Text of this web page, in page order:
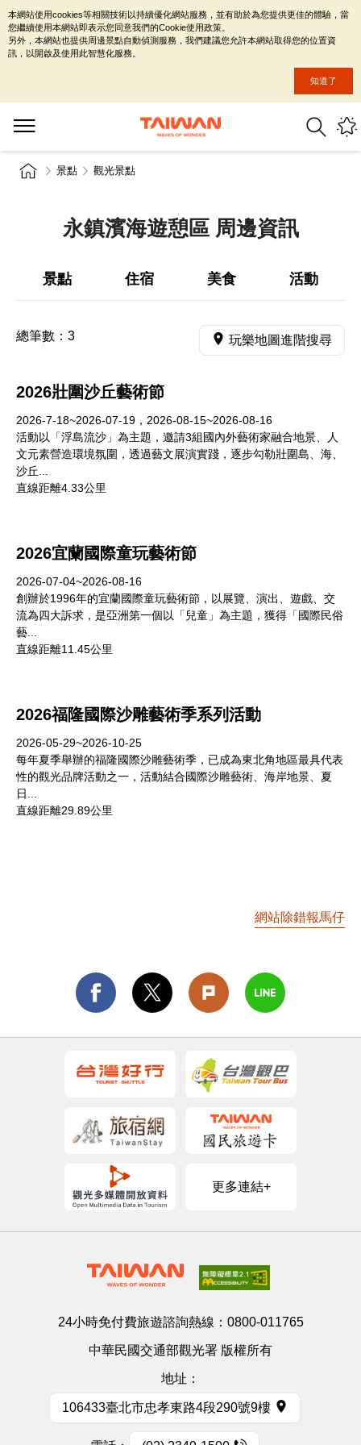
景點 觀光景點
永鎮濱海遊憩區 周邊資訊
景點 住宿 美食 活動
總筆數： 3 玩樂地圖進階搜尋
2026壯圍沙丘藝術節
2026-7-18~2026-07-19，2026-08-15~2026-08-16
活動以「浮島流沙」為主題，邀請3組國內外藝術家融合地景、人
文元素營造環境氛圍，透過藝文展演實踐，逐步勾勒壯圍島、海、
沙丘...
直線距離4.33公里
2026宜蘭國際童玩藝術節
2026-07-04~2026-08-16
創辦於1996年的宜蘭國際童玩藝術節，以展覽、演出、遊戲、交
流為四大訴求，是亞洲第一個以「兒童」為主題，獲得「國際民俗
藝...
直線距離11.45公里
2026福隆國際沙雕藝術季系列活動
2026-05-29~2026-10-25
每年夏季舉辦的福隆國際沙雕藝術季，已成為東北角地區最具代表
性的觀光品牌活動之一，活動結合國際沙雕藝術、海岸地景、夏
日...
直線距離29.89公里
網站除錯報馬仔
更多連結+
24小時免付費旅遊諮詢熱線： 0800-011765
中華民國交通部觀光署 版權所有
地址：
106433臺北市忠孝東路4段290號9樓
本網站使用cookies等相關技術以持續優化網站服務，並有助於為您提供更佳的體驗，當
您繼續使用本網站即表示您同意我們的Cookie使用政策。
另外，本網站也提供周邊景點自動偵測服務，我們建議您允許本網站取得您的位置資
訊，以開啟及使用此智慧化服務。
知道了